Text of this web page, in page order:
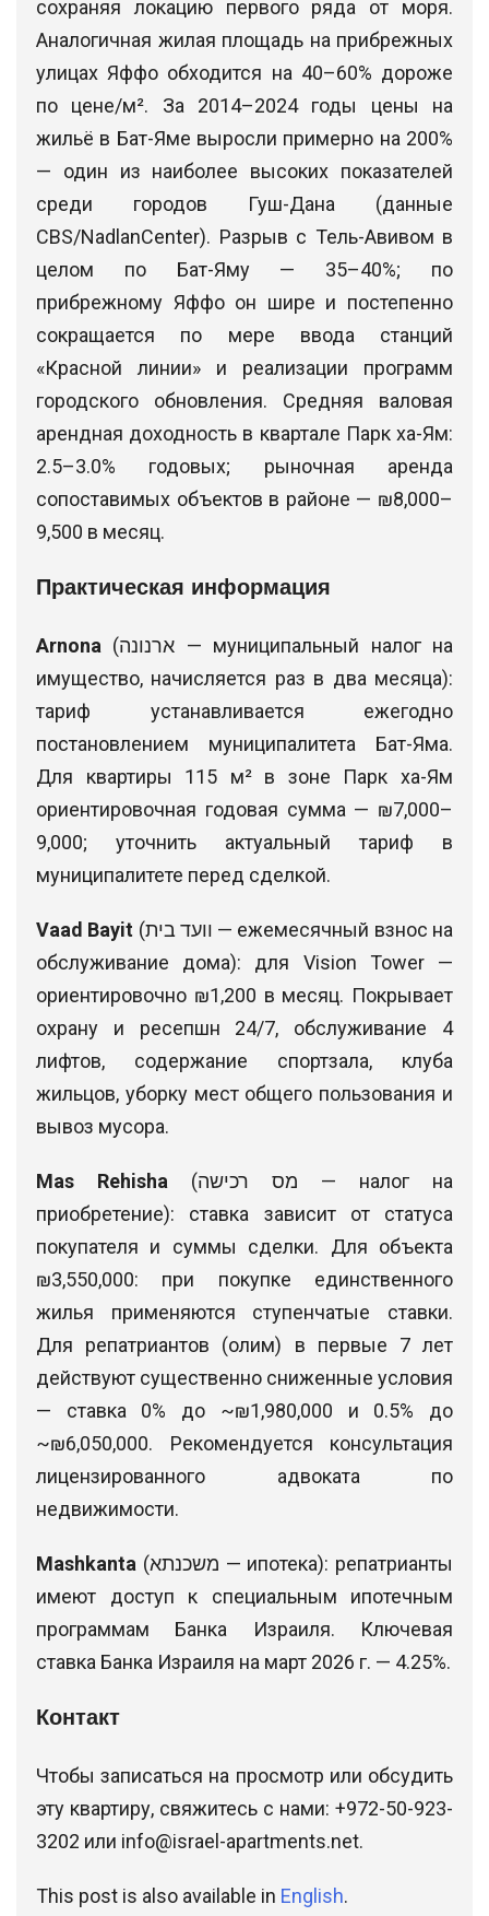
сохраняя локацию первого ряда от моря.
Аналогичная жилая площадь на прибрежных
улицах Яффо обходится на 40–60% дороже
по цене/м². За 2014–2024 годы цены на
жильё в Бат-Яме выросли примерно на 200%
— один из наиболее высоких показателей
среди городов Гуш-Дана (данные
CBS/NadlanCenter). Разрыв с Тель-Авивом в
целом по Бат-Яму — 35–40%; по
прибрежному Яффо он шире и постепенно
сокращается по мере ввода станций
«Красной линии» и реализации программ
городского обновления. Средняя валовая
арендная доходность в квартале Парк ха-Ям:
2.5–3.0% годовых; рыночная аренда
сопоставимых объектов в районе — ₪8,000–
9,500 в месяц.
Практическая информация
Arnona (ארנונה — муниципальный налог на
имущество, начисляется раз в два месяца):
тариф устанавливается ежегодно
постановлением муниципалитета Бат-Яма.
Для квартиры 115 м² в зоне Парк ха-Ям
ориентировочная годовая сумма — ₪7,000–
9,000; уточнить актуальный тариф в
муниципалитете перед сделкой.
Vaad Bayit (וועד בית — ежемесячный взнос на
обслуживание дома): для Vision Tower —
ориентировочно ₪1,200 в месяц. Покрывает
охрану и ресепшн 24/7, обслуживание 4
лифтов, содержание спортзала, клуба
жильцов, уборку мест общего пользования и
вывоз мусора.
Mas Rehisha (מס רכישה — налог на
приобретение): ставка зависит от статуса
покупателя и суммы сделки. Для объекта
₪3,550,000: при покупке единственного
жилья применяются ступенчатые ставки.
Для репатриантов (олим) в первые 7 лет
действуют существенно сниженные условия
— ставка 0% до ~₪1,980,000 и 0.5% до
~₪6,050,000. Рекомендуется консультация
лицензированного адвоката по
недвижимости.
Mashkanta (משכנתא — ипотека): репатрианты
имеют доступ к специальным ипотечным
программам Банка Израиля. Ключевая
ставка Банка Израиля на март 2026 г. — 4.25%.
Контакт
Чтобы записаться на просмотр или обсудить
эту квартиру, свяжитесь с нами: +972-50-923-
3202 или info@israel-apartments.net.
This post is also available in English.